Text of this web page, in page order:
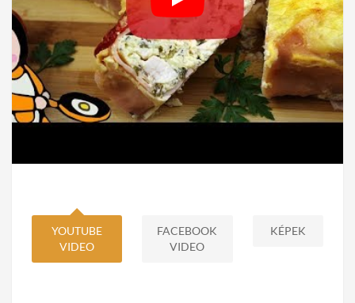
YOUTUBE
VIDEO
FACEBOOK
VIDEO
KÉPEK